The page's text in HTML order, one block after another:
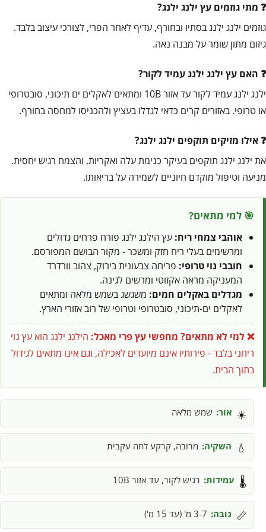
מתי גוזמים עץ ילנג ילנג?
גוזמים ילנג ילנג בסתיו ובחורף, עדיף לאחר הפרי, לצורכי עיצוב בלבד.
גיזום מתון שומר על מבנה נאה.
האם עץ ילנג ילנג עמיד לקור?
ילנג ילנג עמיד לקור עד אזור 10B ומתאים לאקלים ים תיכוני, סובטרופי
או טרופי. באזורים קרים כדאי לגדלו בעציץ ולהכניסו למחסה בחורף.
אילו מזיקים תוקפים ילנג ילנג?
את ילנג ילנג תוקפים בעיקר כנימת עלה ואקריות, והצמח רגיש יחסית.
מניעה וטיפול מוקדם חיוניים לשמירה על בריאותו.
🎯 למי מתאים?
אוהבי צמחי ריח: עץ הילנג ילנג פורח פרחים גדולים
ומרשימים בעלי ריח חזק ומשכר - מקור הבושם המפורסם.
חובבי נוי טרופי: פריחה צבעונית בירוק, צהוב וורדרד
המעניקה מראה אקזוטי ומרשים לגינה.
מגדלים באקלים חמים: משגשג בשמש מלאה ומתאים
לאקלים ים-תיכוני, סובטרופי וטרופי של רוב אזורי הארץ.
❌ למי לא מתאים? מחפשי עץ פרי מאכל: הילנג ילנג הוא עץ נוי
ריחני בלבד - פירותיו אינם מיועדים לאכילה, וגם אינו מתאים לגידול
בתוך הבית.
☀️ אור: שמש מלאה
💧 השקיה: מרובה, קרקע לחה עקבית
🌡️ עמידות: רגיש לקור, עד אזור 10B
📏 גובה: 3-7 מ' (עד 15 מ')